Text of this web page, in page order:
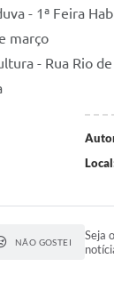
- 1ª Feira
março
- Rua Rio
NÃO GOSTEI
Seja